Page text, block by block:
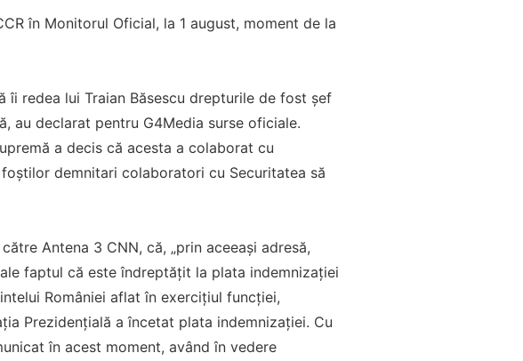
în Monitorul Oficial, la 1 august, moment de la
redea lui Traian Băsescu drepturile de fost șef
au declarat pentru G4Media surse oficiale.
a decis că acesta a colaborat cu
demnitari colaboratori cu Securitatea să
Antena 3 CNN, că, „prin aceeași adresă,
faptul că este îndreptățit la plata indemnizației
României aflat în exercițiul funcției,
Prezidențială a încetat plata indemnizației. Cu
în acest moment, având în vedere